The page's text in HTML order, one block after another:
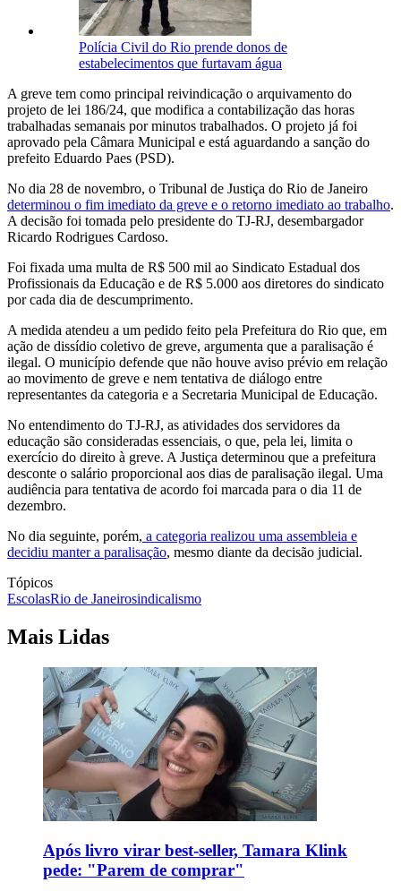
Polícia Civil do Rio prende donos de
estabelecimentos que furtavam água
A greve tem como principal reivindicação o arquivamento do
projeto de lei 186/24, que modifica a contabilização das horas
trabalhadas semanais por minutos trabalhados. O projeto já foi
aprovado pela Câmara Municipal e está aguardando a sanção do
prefeito Eduardo Paes (PSD).
No dia 28 de novembro, o Tribunal de Justiça do Rio de Janeiro
determinou o fim imediato da greve e o retorno imediato ao trabalho.
A decisão foi tomada pelo presidente do TJ-RJ, desembargador
Ricardo Rodrigues Cardoso.
Foi fixada uma multa de R$ 500 mil ao Sindicato Estadual dos
Profissionais da Educação e de R$ 5.000 aos diretores do sindicato
por cada dia de descumprimento.
A medida atendeu a um pedido feito pela Prefeitura do Rio que, em
ação de dissídio coletivo de greve, argumenta que a paralisação é
ilegal. O município defende que não houve aviso prévio em relação
ao movimento de greve e nem tentativa de diálogo entre
representantes da categoria e a Secretaria Municipal de Educação.
No entendimento do TJ-RJ, as atividades dos servidores da
educação são consideradas essenciais, o que, pela lei, limita o
exercício do direito à greve. A Justiça determinou que a prefeitura
desconte o salário proporcional aos dias de paralisação ilegal. Uma
audiência para tentativa de acordo foi marcada para o dia 11 de
dezembro.
No dia seguinte, porém, a categoria realizou uma assembleia e
decidiu manter a paralisação, mesmo diante da decisão judicial.
Tópicos
EscolasRio de Janeirosindicalismo
Mais Lidas
Após livro virar best-seller, Tamara Klink
pede: "Parem de comprar"